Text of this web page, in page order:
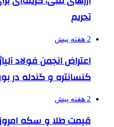
تحریم
2 هفته پیش
اعتراض انجمن فولاد
کنسانتره و گندله در
2 هفته پیش
قیمت طلا و سکه